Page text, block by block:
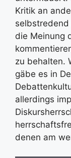
Kritik an
selbstredend
die Meinung
zu behalten.
gäbe es in
allerdings
denen am